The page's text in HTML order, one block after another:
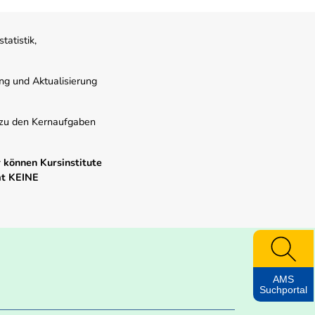
und Aktualisierung
den Kernaufgaben
Kursinstitute
KEINE
AMS
Suchportal